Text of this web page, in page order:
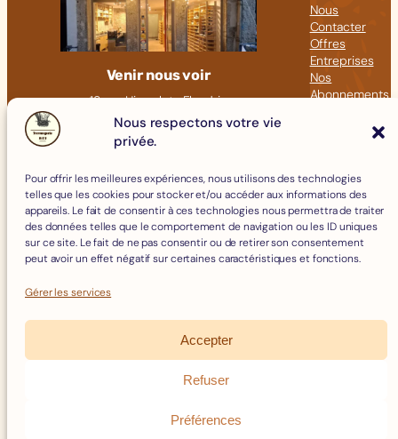
Nous respectons votre vie
privée.
Pour offrir les meilleures expériences, nous utilisons des technologies
telles que les cookies pour stocker et/ou accéder aux informations des
appareils. Le fait de consentir à ces technologies nous permettra de traiter
des données telles que le comportement de navigation ou les ID uniques
sur ce site. Le fait de ne pas consentir ou de retirer son consentement
peut avoir un effet négatif sur certaines caractéristiques et fonctions.
Gérer les services
Accepter
Refuser
Préférences
Venir nous voir
18 rue Hippolyte Flandrin
69001 LYON
09 82 23 41 60
Nous
Contacter
Offres
Entreprises
Nos
Abonnements
Fromages
Boissons
Charcuterie
Épicerie Fine
Crèmerie
Mentions Légales
Remboursements et Retours